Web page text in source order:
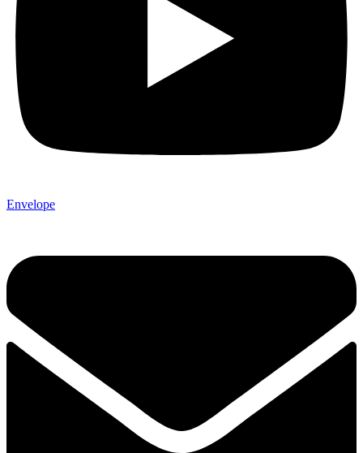
Envelope